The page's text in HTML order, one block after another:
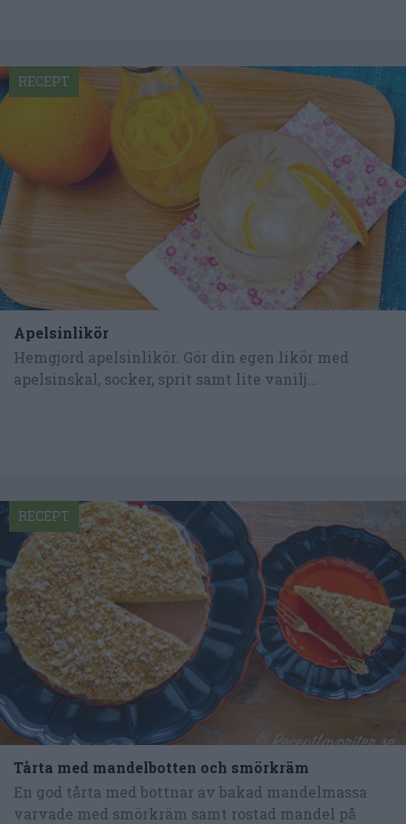
Apelsinlikör
Hemgjord apelsinlikör. Gör din egen likör med
apelsinskal, socker, sprit samt lite vanilj...
RECEPT
Tårta med mandelbotten och smörkräm
En god tårta med bottnar av bakad mandelmassa
varvade med smörkräm samt rostad mandel på
RECEPT